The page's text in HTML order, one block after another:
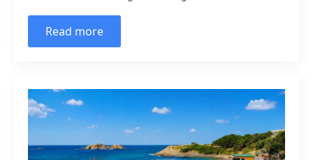
Read more